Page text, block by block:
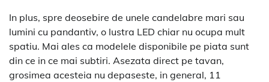
In plus, spre deosebire de unele candelabre mari sau
lumini cu pandantiv, o lustra LED chiar nu ocupa mult
spatiu. Mai ales ca modelele disponibile pe piata sunt
din ce in ce mai subtiri. Asezata direct pe tavan,
grosimea acesteia nu depaseste, in general, 11